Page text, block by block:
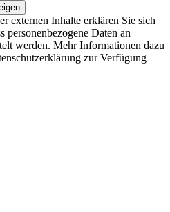
externen Inhalte erklären Sie sich
personenbezogene Daten an
werden. Mehr Informationen dazu
zur Verfügung